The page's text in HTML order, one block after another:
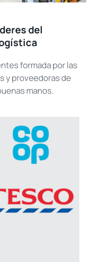
del
formada por las
y proveedoras de
manos.